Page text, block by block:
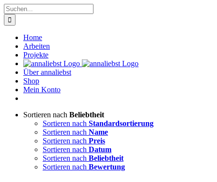
Zum
Inhalt
springen
Suche
nach:
Home
Arbeiten
Projekte
Über annaliebst
Shop
Mein Konto
Sortieren nach Beliebtheit
Sortieren nach Standardsortierung
Sortieren nach Name
Sortieren nach Preis
Sortieren nach Datum
Sortieren nach Beliebtheit
Sortieren nach Bewertung